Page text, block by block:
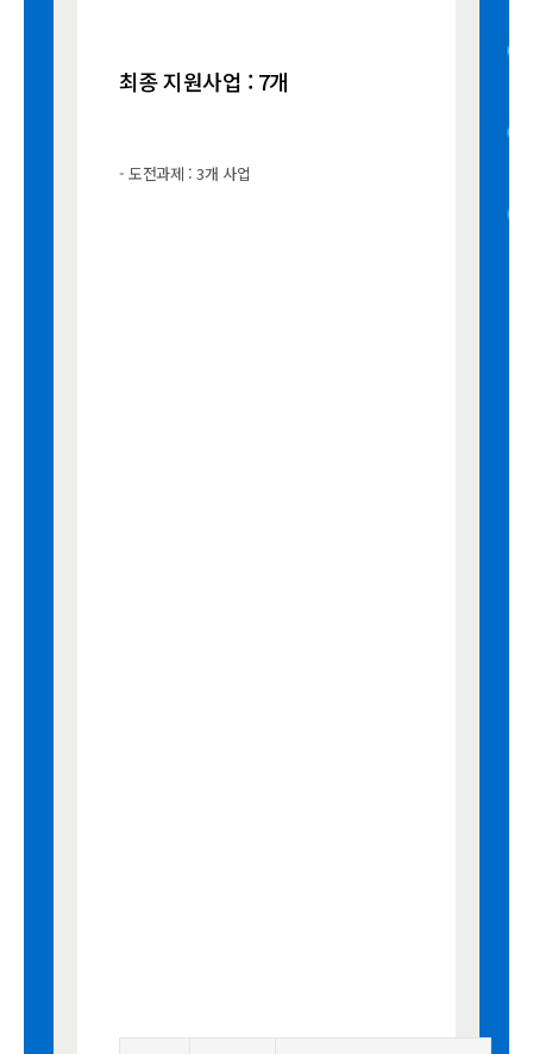
최종 지원사업 : 7개
- 도전과제 : 3개 사업